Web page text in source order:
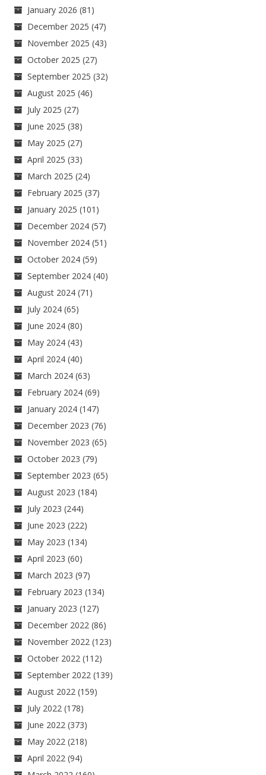
January 2026 (81)
December 2025 (47)
November 2025 (43)
October 2025 (27)
September 2025 (32)
August 2025 (46)
July 2025 (27)
June 2025 (38)
May 2025 (27)
April 2025 (33)
March 2025 (24)
February 2025 (37)
January 2025 (101)
December 2024 (57)
November 2024 (51)
October 2024 (59)
September 2024 (40)
August 2024 (71)
July 2024 (65)
June 2024 (80)
May 2024 (43)
April 2024 (40)
March 2024 (63)
February 2024 (69)
January 2024 (147)
December 2023 (76)
November 2023 (65)
October 2023 (79)
September 2023 (65)
August 2023 (184)
July 2023 (244)
June 2023 (222)
May 2023 (134)
April 2023 (60)
March 2023 (97)
February 2023 (134)
January 2023 (127)
December 2022 (86)
November 2022 (123)
October 2022 (112)
September 2022 (139)
August 2022 (159)
July 2022 (178)
June 2022 (373)
May 2022 (218)
April 2022 (94)